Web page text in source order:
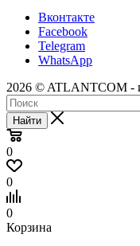
Вконтакте
Facebook
Telegram
WhatsApp
2026 © ATLANTCOM -
Найти
0
0
0
Корзина